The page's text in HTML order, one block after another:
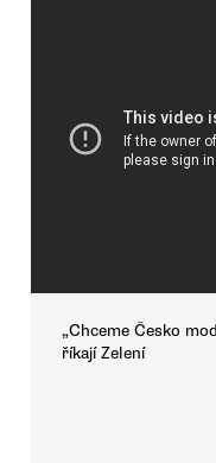
„Chceme Česko
říkají Zelení